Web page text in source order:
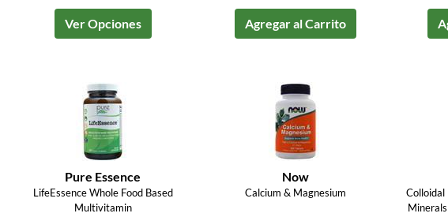
Ver Opciones Agregar al Carrito
Pure Essence
LifeEssence Whole Food Based
Multivitamin
Now
Calcium & Magnesium
Colloidal